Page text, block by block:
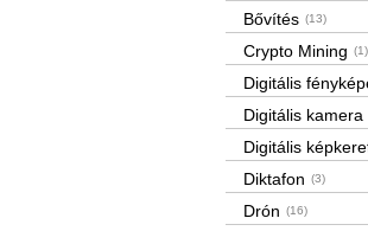
Bővítés (13)
Crypto Mining (1)
Digitális
Digitális kamera
Digitális
Diktafon (3)
Drón (16)